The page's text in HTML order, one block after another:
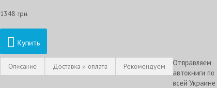
1348 грн.
Купить
Описание Доставка и оплата Рекомендуем
Отправляем
автокниги по
всей Украине